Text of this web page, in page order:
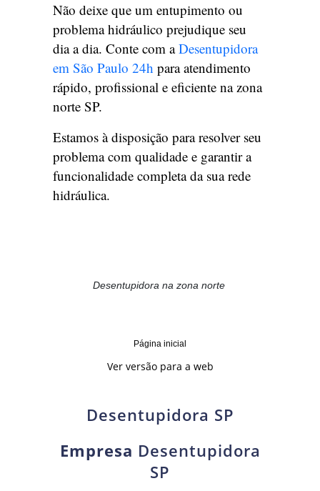
Não deixe que um entupimento ou
problema hidráulico prejudique seu
dia a dia. Conte com aDesentupidora
em São Paulo 24h para atendimento
rápido, profissional e eficiente na zona
norte SP.
Estamos à disposição para resolver seu
problema com qualidade e garantir a
funcionalidade completa da sua rede
hidráulica.
Desentupidora na zona norte
Página inicial
Ver versão para a web
Desentupidora SP
Empresa Desentupidora
SP